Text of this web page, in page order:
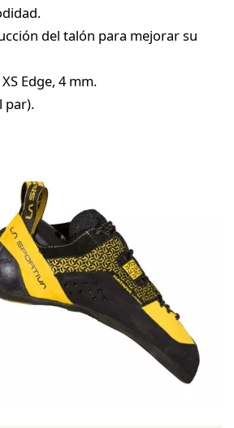
del talón para mejorar su
Edge, 4 mm.
par).